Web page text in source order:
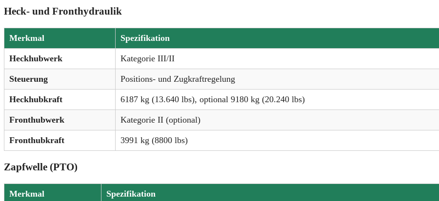
Heck- und Fronthydraulik
Merkmal Spezifikation
Heckhubwerk Kategorie III/II
Steuerung Positions- und Zugkraftregelung
Heckhubkraft 6187 kg (13.640 lbs), optional 9180 kg (20.240 lbs)
Fronthubwerk Kategorie II (optional)
Fronthubkraft 3991 kg (8800 lbs)
Zapfwelle (PTO)
Merkmal Spezifikation